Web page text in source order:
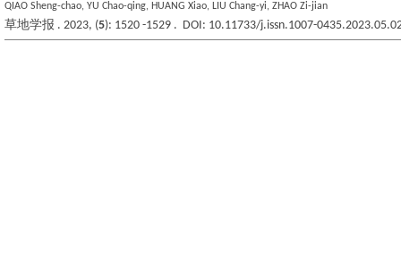
QIAO Sheng-chao, YU Chao-qing, HUANG Xiao, LIU Chang-yi, ZHAO Zi-jian
草地学报 . 2023, (5): 1520 -1529 . DOI: 10.11733/j.issn.1007-